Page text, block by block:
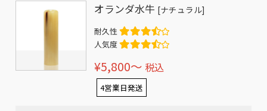
オランダ水牛 [ナチュラル]
耐久性
人気度
¥5,800〜 税込
4営業日発送